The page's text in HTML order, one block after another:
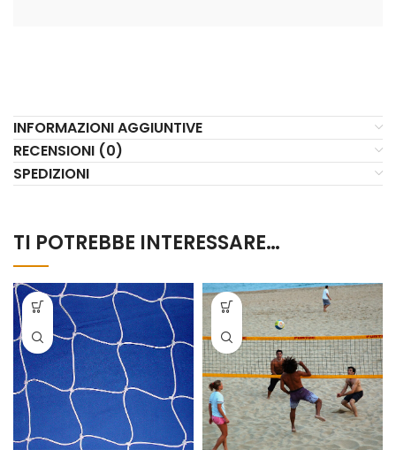
INFORMAZIONI AGGIUNTIVE
RECENSIONI (0)
SPEDIZIONI
TI POTREBBE INTERESSARE…